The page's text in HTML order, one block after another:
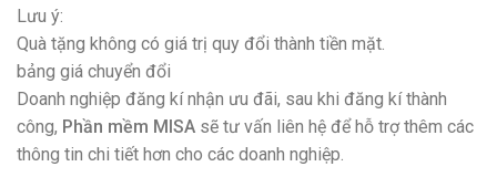
Lưu ý:
Quà tặng không có giá trị quy đổi thành tiền mặt.
bảng giá chuyển đổi
Doanh nghiệp đăng kí nhận ưu đãi, sau khi đăng kí thành
công, Phần mềm MISA sẽ tư vấn liên hệ để hỗ trợ thêm các
thông tin chi tiết hơn cho các doanh nghiệp.